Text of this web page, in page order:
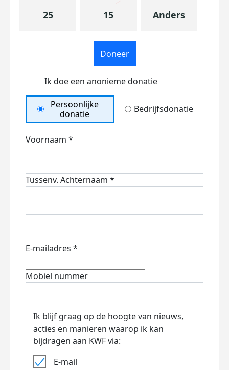
25 15 Anders
Doneer
Ik doe een anonieme donatie
Persoonlijke
donatie
Bedrijfsdonatie
Voornaam *
Tussenv. Achternaam *
E-mailadres *
Mobiel nummer
Ik blijf graag op de hoogte van nieuws,
acties en manieren waarop ik kan
bijdragen aan KWF via:
E-mail